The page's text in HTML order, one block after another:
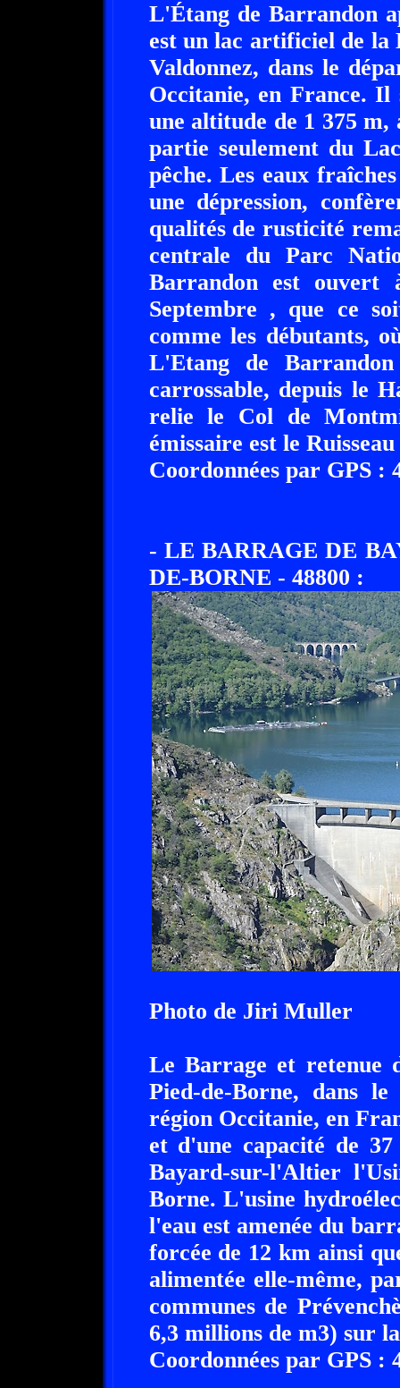
L'Étang de Barrandon
est un lac artificiel de la
Valdonnez, dans le
Occitanie, en France.
une altitude de 1 375 m,
partie seulement du
pêche. Les eaux
une dépression,
qualités de rusticité
centrale du Parc
Barrandon est
Septembre , que ce
comme les débutants,
L'Etang de
carrossable, depuis le
relie le Col de
émissaire est le
Coordonnées par GPS :
- LE BARRAGE DE
DE-BORNE - 48800 :
Photo de Jiri Muller
Le Barrage et retenue
Pied-de-Borne, dans
région Occitanie, en
et d'une capacité de
Bayard-sur-l'Altier
Borne. L'usine
l'eau est amenée du
forcée de 12 km ainsi
alimentée elle-même,
communes de
6,3 millions de m3) sur
Coordonnées par GPS :